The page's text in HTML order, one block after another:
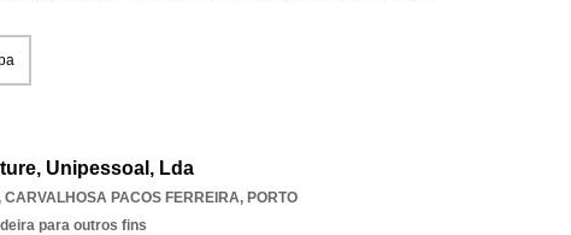
Unipessoal, Lda
CARVALHOSA PACOS FERREIRA, PORTO
para outros fins